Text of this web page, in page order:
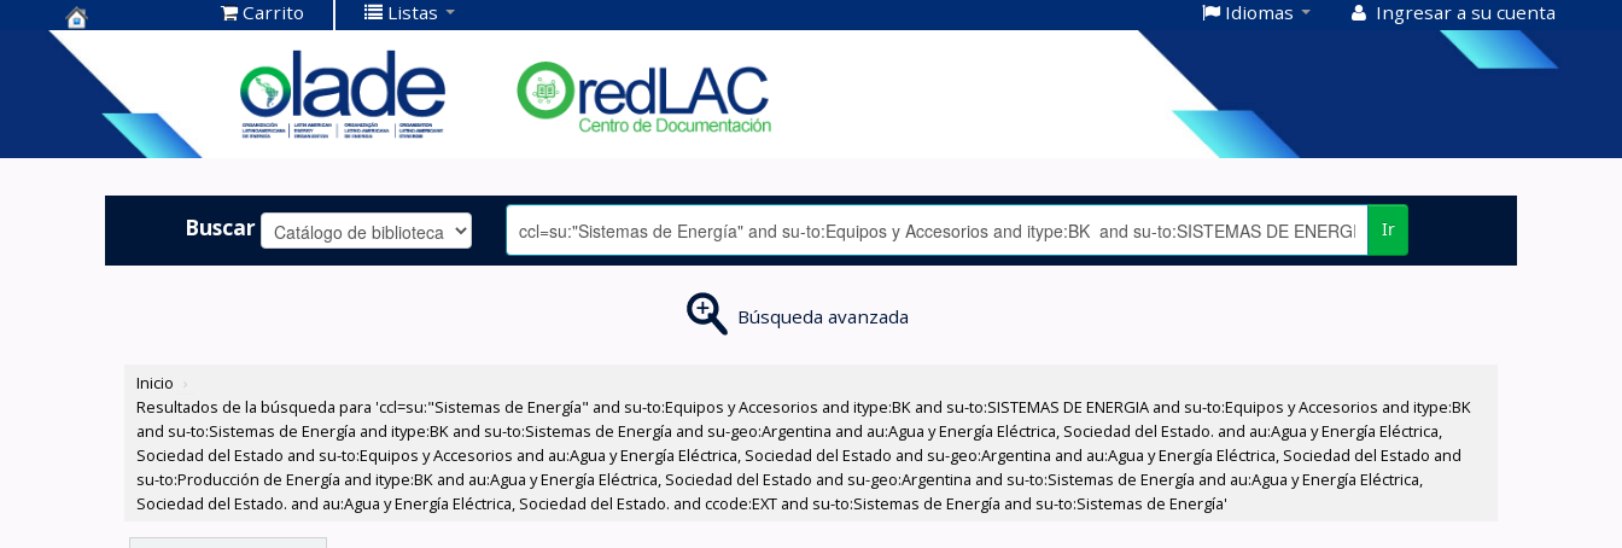
Centro de
Documentación
OLADE -
Carrito Listas Idiomas Ingresar a su cuenta
Buscar Ir
Búsqueda avanzada
Inicio ›
Resultados de la búsqueda para 'ccl=su:"Sistemas de Energía" and su-to:Equipos y Accesorios and itype:BK and su-to:SISTEMAS DE ENERGIA and su-to:Equipos y Accesorios and itype:BK
and su-to:Sistemas de Energía and itype:BK and su-to:Sistemas de Energía and su-geo:Argentina and au:Agua y Energía Eléctrica, Sociedad del Estado. and au:Agua y Energía Eléctrica,
Sociedad del Estado and su-to:Equipos y Accesorios and au:Agua y Energía Eléctrica, Sociedad del Estado and su-geo:Argentina and au:Agua y Energía Eléctrica, Sociedad del Estado and
su-to:Producción de Energía and itype:BK and au:Agua y Energía Eléctrica, Sociedad del Estado and su-geo:Argentina and su-to:Sistemas de Energía and au:Agua y Energía Eléctrica,
Sociedad del Estado. and au:Agua y Energía Eléctrica, Sociedad del Estado. and ccode:EXT and su-to:Sistemas de Energía and su-to:Sistemas de Energía'